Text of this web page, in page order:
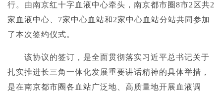
行。由南京红十字血液中心牵头，南京都市圈8市2区共2
家血液中心、7家中心血站和2家中心血站分站共同参加
了本次签约仪式。
该协议的签订，是全面贯彻落实习近平总书记关于
扎实推进长三角一体化发展重要讲话精神的具体举措，
是在南京都市圈各血站广泛地、高质量地开展血液调